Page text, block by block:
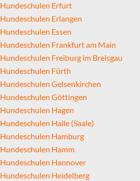
Hundeschulen Erfurt
Hundeschulen Erlangen
Hundeschulen Essen
Hundeschulen Frankfurt am Main
Hundeschulen Freiburg im Breisgau
Hundeschulen Fürth
Hundeschulen Gelsenkirchen
Hundeschulen Göttingen
Hundeschulen Hagen
Hundeschulen Halle (Saale)
Hundeschulen Hamburg
Hundeschulen Hamm
Hundeschulen Hannover
Hundeschulen Heidelberg